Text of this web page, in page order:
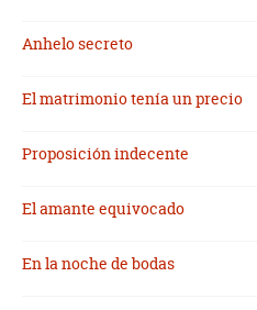
Anhelo secreto
El matrimonio tenía un precio
Proposición indecente
El amante equivocado
En la noche de bodas